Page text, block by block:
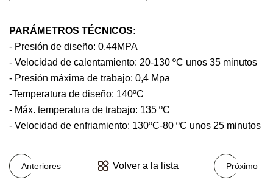
PARÁMETROS TÉCNICOS:
- Presión de diseño: 0.44MPA
- Velocidad de calentamiento: 20-130 ºC unos 35 minutos
- Presión máxima de trabajo: 0,4 Mpa
-Temperatura de diseño: 140ºC
- Máx. temperatura de trabajo: 135 ºC
- Velocidad de enfriamiento: 130ºC-80 ºC unos 25 minutos
Anteriores Volver a la lista Próximo